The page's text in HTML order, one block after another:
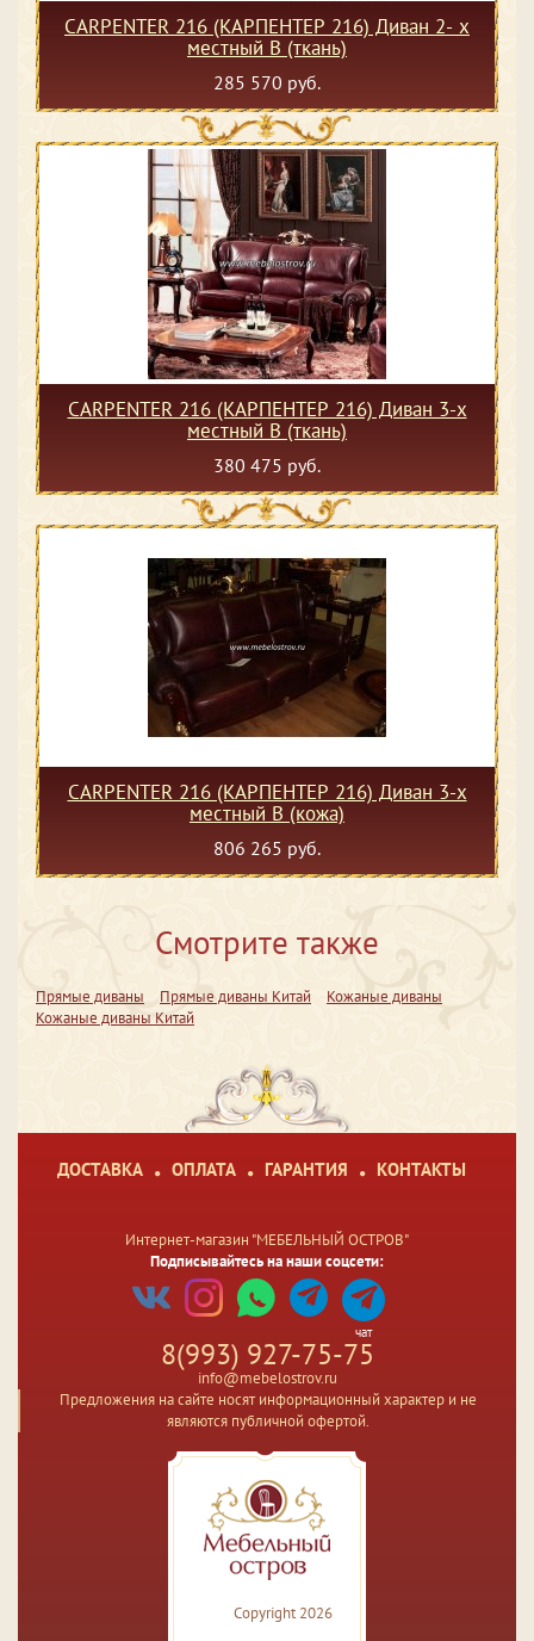
CARPENTER 216 (КАРПЕНТЕР 216) Диван 2- х
местный В (ткань)
285 570 руб.
CARPENTER 216 (КАРПЕНТЕР 216) Диван 3-х
местный В (ткань)
380 475 руб.
CARPENTER 216 (КАРПЕНТЕР 216) Диван 3-х
местный В (кожа)
806 265 руб.
Смотрите также
Прямые диваны Прямые диваны Китай
Кожаные диваны
Кожаные диваны Китай
ДОСТАВКА ОПЛАТА ГАРАНТИЯ КОНТАКТЫ
Интернет-магазин "МЕБЕЛЬНЫЙ ОСТРОВ"
Подписывайтесь на наши соцсети:
чат
8(993) 927-75-75
info@mebelostrov.ru
Предложения на сайте носят информационный характер и не
являются публичной офертой.
Copyright 2026